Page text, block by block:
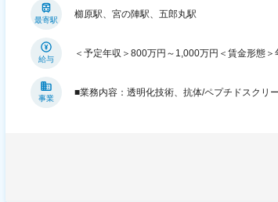
最寄駅
櫛原駅、宮の陣駅、五郎丸駅
給与
＜予定年収＞800万円～1,000万円＜賃金形態
事業
■業務内容：透明化技術、抗体/ペプチドスクリ